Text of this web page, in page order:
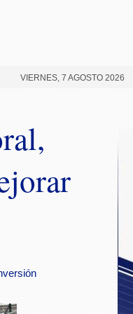
VIERNES, 7 AGOSTO 2026